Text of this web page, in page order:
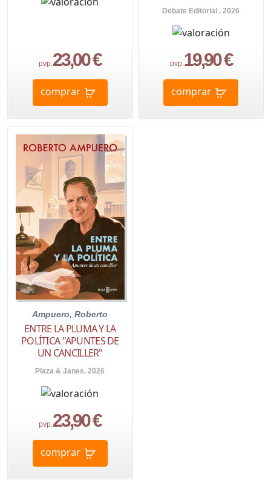
pvp.23,00 €
comprar
Debate Editorial . 2026
pvp.19,90 €
comprar
Ampuero, Roberto
ENTRE LA PLUMA Y LA
POLÍTICA "APUNTES DE
UN CANCILLER"
Plaza & Janes. 2026
pvp.23,90 €
comprar